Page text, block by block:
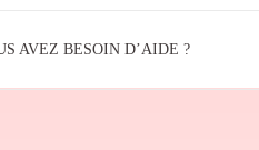
AVEZ BESOIN D’AIDE ?